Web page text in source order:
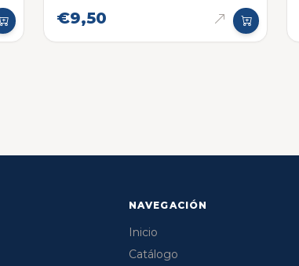
€9,50
NAVEGACIÓN
Inicio
Catálogo